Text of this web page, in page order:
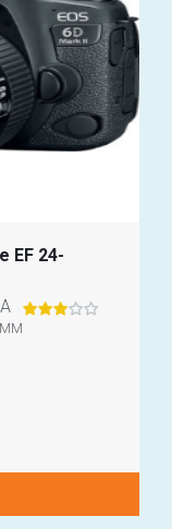
EF 24-